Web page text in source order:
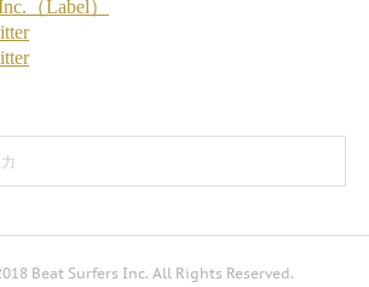
Beat Surfers Inc. All Rights Reserved.